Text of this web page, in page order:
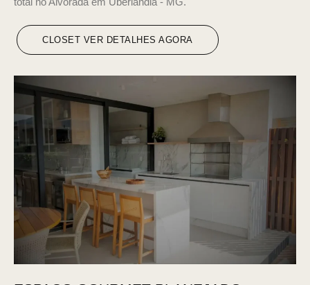
CLOSET VER DETALHES AGORA